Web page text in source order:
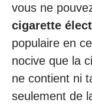
vous ne
cigarette
populaire en
nocive que la
ne contient ni
seulement de